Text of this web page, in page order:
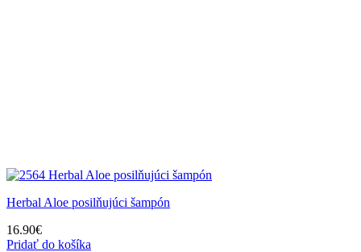
Herbal Aloe posilňujúci šampón
16.90€
Pridať do košíka